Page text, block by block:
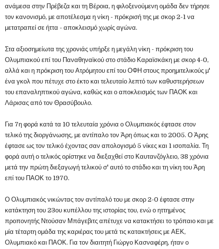
ανάμεσα στην Πρέβεζα και τη Βέροια, η φιλοξενούμενη ομάδα δεν τήρησε
τον κανονισμό, με αποτέλεσμα η νίκη - πρόκρισή της με σκορ 2-1 να
μετατραπεί σε ήττα - αποκλεισμό χωρίς αγώνα.
Στα αξιοσημείωτα της χρονιάς υπήρξε η μεγάλη νίκη - πρόκριση του
Ολυμπιακού επί του Παναθηναϊκού στο στάδιο Καραϊσκάκη με σκορ 4-0,
αλλά και η πρόκριση του Ατρόμητου επί του ΟΦΗ στους προημιτελικούς μ'
ένα γκολ που πέτυχε στο έκτο και τελευταίο λεπτό των καθυστερήσεων
του επαναληπτικού αγώνα, καθώς και ο αποκλεισμός των ΠΑΟΚ και
Λάρισας από τον Θρασύβουλο.
Για 7η φορά κατά τα 10 τελευταία χρόνια ο Ολυμπιακός έφτασε στον
τελικό της διοργάνωσης, με αντίπαλο τον Άρη όπως και το 2005. Ο Άρης
έφτασε ως τον τελικό έχοντας σαν απολογισμό 5 νίκες και 1 ισοπαλία. Τη
φορά αυτή ο τελικός ορίστηκε να διεξαχθεί στο Καυτανζόγλειο, 38 χρόνια
μετά την πρώτη διεξαγωγή τελικού σ' αυτό το στάδιο και τη νίκη του Άρη
επί του ΠΑΟΚ το 1970.
Ο Ολυμπιακός νικώντας τον αντίπαλό του με σκορ 2-0 έφτασε στην
κατάκτηση του 23ου κυπέλλου της ιστορίας του, ενώ ο ηττημένος
προπονητής Ντούσαν Μπάγεβιτς απέτυχε να κατακτήσει το τρόπαιο και με
μία τέταρτη ομάδα της καριέρας του μετά τις κατακτήσεις με ΑΕΚ,
Ολυμπιακό και ΠΑΟΚ. Για τον διαιτητή Γιώργο Κασναφέρη, ήταν ο